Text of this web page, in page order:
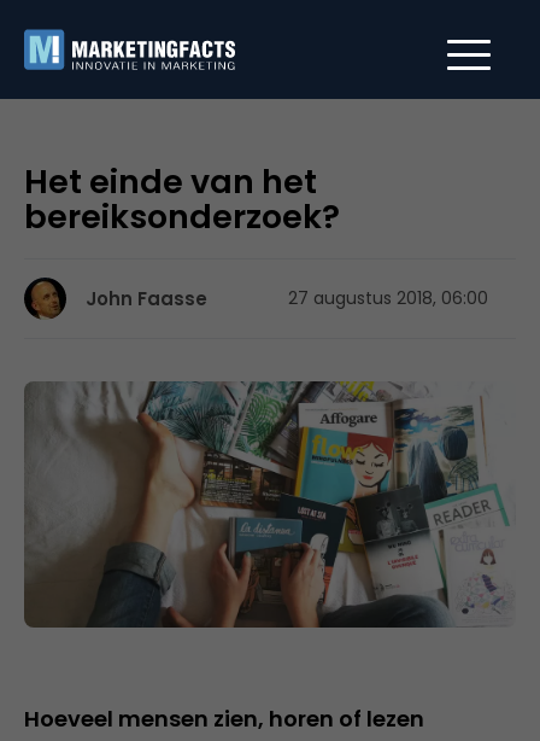
Het einde van het
bereiksonderzoek?
John Faasse 27 augustus 2018, 06:00
Hoeveel mensen zien, horen of lezen